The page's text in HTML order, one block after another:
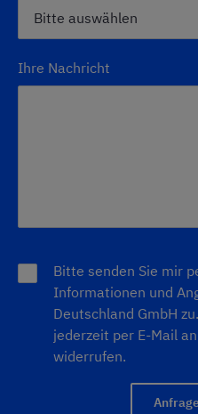
Ihre Nachricht
Bitte senden Sie mir
Informationen und
Deutschland GmbH
jederzeit per E-Mail an
widerrufen.